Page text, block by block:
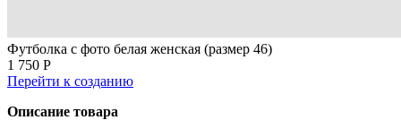
Футболка с фото белая женская (размер 46)
1 750 Р
Перейти к созданию
Описание товара